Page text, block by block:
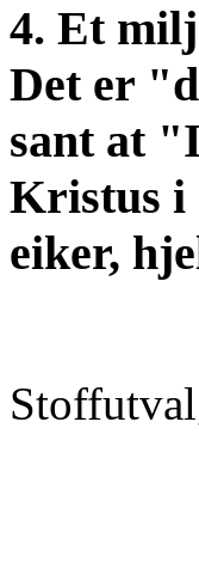
4. Et
Det er
sant at
Kristus i
eiker,